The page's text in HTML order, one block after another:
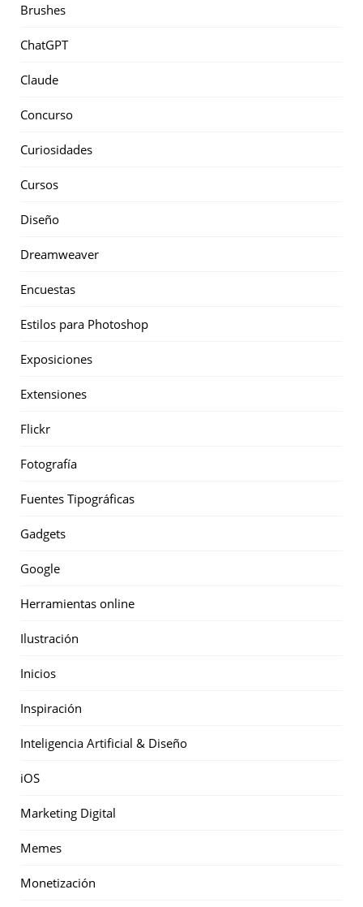
Brushes
ChatGPT
Claude
Concurso
Curiosidades
Cursos
Diseño
Dreamweaver
Encuestas
Estilos para Photoshop
Exposiciones
Extensiones
Flickr
Fotografía
Fuentes Tipográficas
Gadgets
Google
Herramientas online
Ilustración
Inicios
Inspiración
Inteligencia Artificial & Diseño
iOS
Marketing Digital
Memes
Monetización